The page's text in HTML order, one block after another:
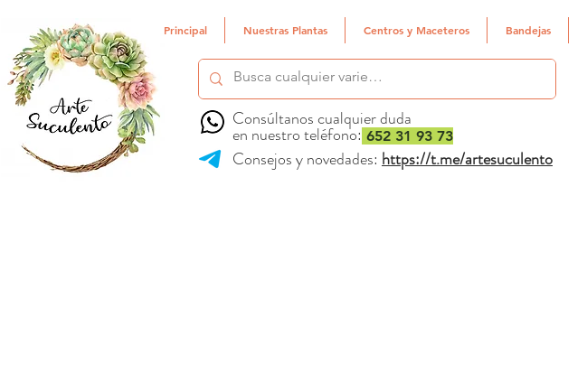
Principal Nuestras Plantas Centros y Maceteros Bandejas
Consúltanos cualquier duda
en nuestro teléfono: 652 31 93 73
Consejos y novedades: https://t.me/artesuculento